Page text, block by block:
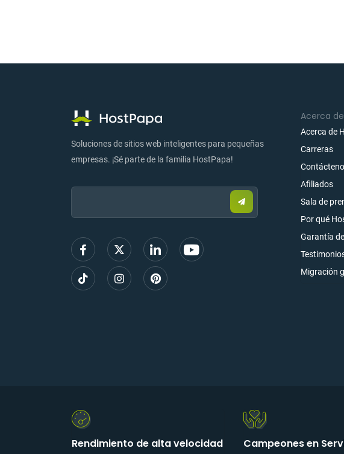
Soluciones de sitios web inteligentes para pequeñas
empresas. ¡Sé parte de la familia HostPapa!
Email:
Enviar
correo
para
Acerca
Acerca de
Carreras
Afiliados
Sala de
Por qué
Garantía
Migración
Rendimiento de alta velocidad Campeones en